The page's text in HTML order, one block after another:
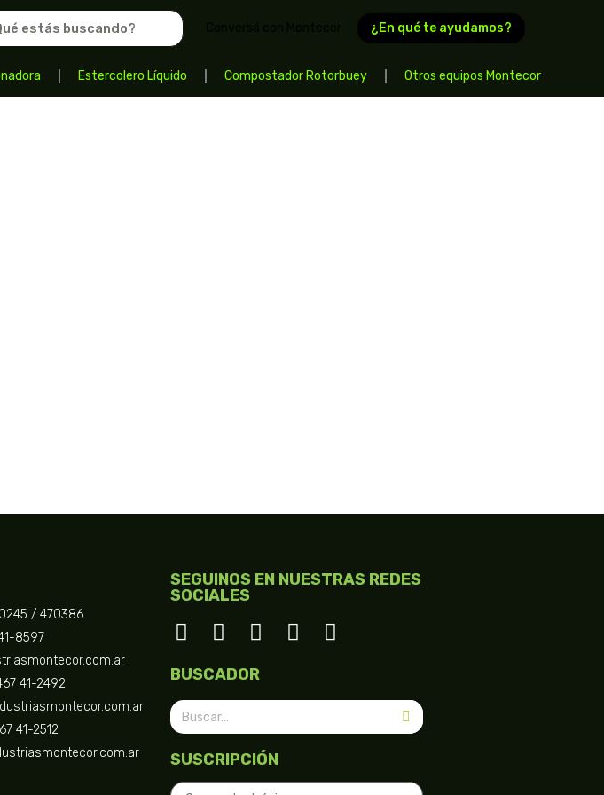
¿En qué te ayudamos?
Estercolero Líquido Compostador Rotorbuey Otros equipos Montecor
/ 470386
8597
41-2492
41-2512
SEGUINOS EN NUESTRAS REDES
SOCIALES
BUSCADOR
SUSCRIPCIÓN